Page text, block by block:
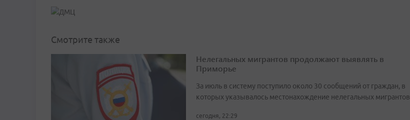
Смотрите также
Нелегальных мигрантов продолжают выявлять в
Приморье
За июль в систему поступило около 30 сообщений от граждан, в
которых указывалось местонахождение нелегальных мигрантов
сегодня, 22:29